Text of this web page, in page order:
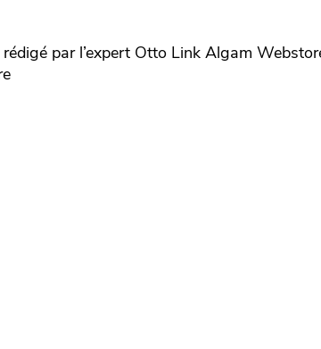
par l’expert Otto Link Algam